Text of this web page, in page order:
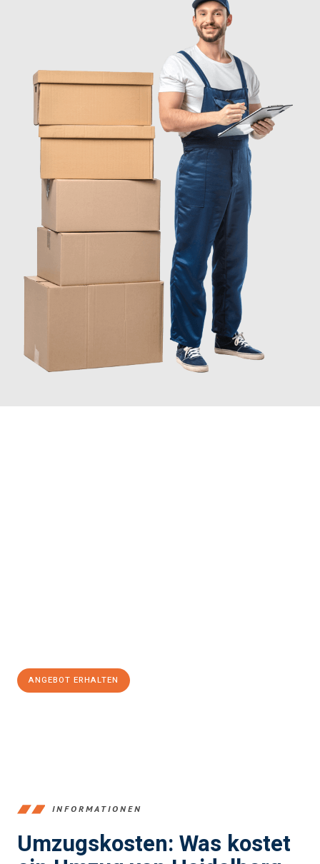
ANGEBOT ERHALTEN
INFORMATIONEN
Umzugskosten: Was kostet